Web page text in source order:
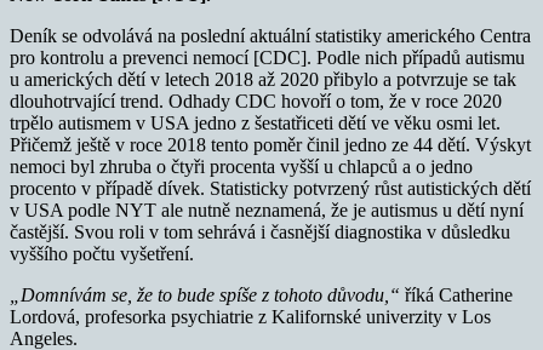
Deník se odvolává na poslední aktuální statistiky amerického Centra
pro kontrolu a prevenci nemocí [CDC]. Podle nich případů autismu
u amerických dětí v letech 2018 až 2020 přibylo a potvrzuje se tak
dlouhotrvající trend. Odhady CDC hovoří o tom, že v roce 2020
trpělo autismem v USA jedno z šestatřiceti dětí ve věku osmi let.
Přičemž ještě v roce 2018 tento poměr činil jedno ze 44 dětí. Výskyt
nemoci byl zhruba o čtyři procenta vyšší u chlapců a o jedno
procento v případě dívek. Statisticky potvrzený růst autistických dětí
v USA podle NYT ale nutně neznamená, že je autismus u dětí nyní
častější. Svou roli v tom sehrává i časnější diagnostika v důsledku
vyššího počtu vyšetření.
„Domnívám se, že to bude spíše z tohoto důvodu,“ říká Catherine
Lordová, profesorka psychiatrie z Kalifornské univerzity v Los
Angeles.